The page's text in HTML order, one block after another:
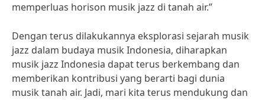
memperluas horison musik jazz di tanah air.”
Dengan terus dilakukannya eksplorasi sejarah musik
jazz dalam budaya musik Indonesia, diharapkan
musik jazz Indonesia dapat terus berkembang dan
memberikan kontribusi yang berarti bagi dunia
musik tanah air. Jadi, mari kita terus mendukung dan